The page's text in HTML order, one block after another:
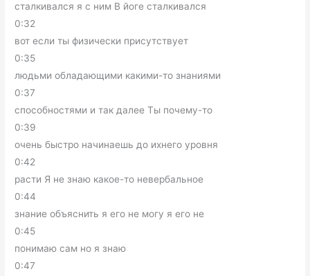
сталкивался я с ним В йоге сталкивался
0:32
вот если ты физически присутствует
0:35
людьми обладающими какими-то знаниями
0:37
способностями и так далее Ты почему-то
0:39
очень быстро начинаешь до ихнего уровня
0:42
расти Я не знаю какое-то невербальное
0:44
знание объяснить я его не могу я его не
0:45
понимаю сам но я знаю
0:47